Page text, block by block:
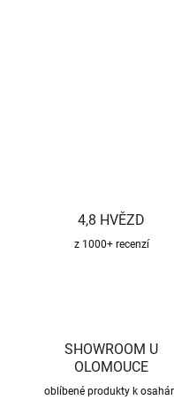
4,8 HVĚZD
z 1000+ recenzí
SHOWROOM U
OLOMOUCE
oblíbené produkty k